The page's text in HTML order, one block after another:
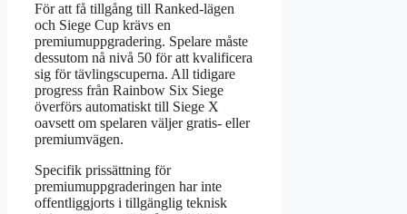
För att få tillgång till Ranked-lägen
och Siege Cup krävs en
premiumuppgradering. Spelare måste
dessutom nå nivå 50 för att kvalificera
sig för tävlingscuperna. All tidigare
progress från Rainbow Six Siege
överförs automatiskt till Siege X
oavsett om spelaren väljer gratis- eller
premiumvägen.
Specifik prissättning för
premiumuppgraderingen har inte
offentliggjorts i tillgänglig teknisk